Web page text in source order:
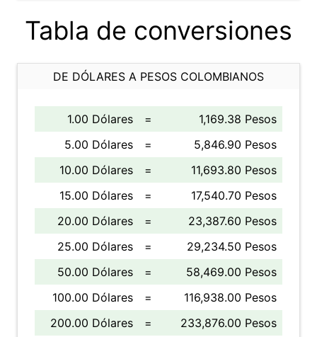
Tabla de conversiones
DE DÓLARES A PESOS COLOMBIANOS
1.00 Dólares =
1,169.38 Pesos
5.00 Dólares
=
5,846.90 Pesos
10.00 Dólares
=
11,693.80 Pesos
15.00 Dólares
=
17,540.70 Pesos
20.00 Dólares
=
23,387.60 Pesos
25.00 Dólares
=
29,234.50 Pesos
50.00 Dólares
=
58,469.00 Pesos
100.00 Dólares
=
116,938.00 Pesos
200.00 Dólares
=
233,876.00 Pesos